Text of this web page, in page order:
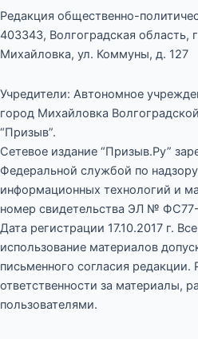
Редакция общественно-
403343, Волгоградская область,
Михайловка, ул. Коммуны, д. 127
Учредители: Автономное
город Михайловка
“Призыв”.
Сетевое издание “Призыв.Ру”
Федеральной службой по
информационных технологий и
номер свидетельства ЭЛ № ФС77-
Дата регистрации 17.10.2017 г.
использование материалов
письменного согласия редакции.
ответственности за материалы,
пользователями.